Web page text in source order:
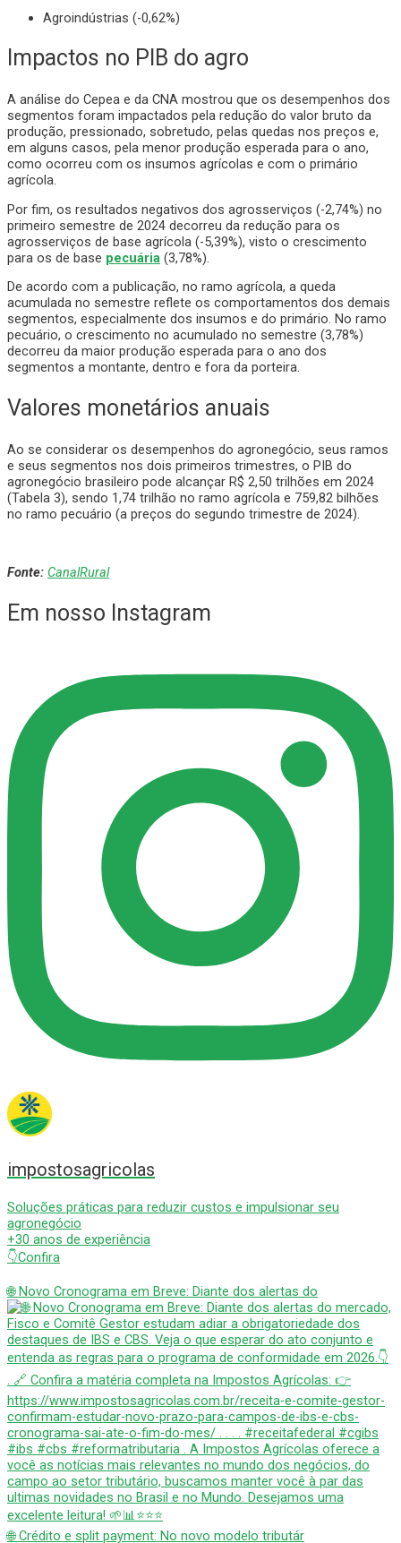
Agroindústrias (-0,62%)
Impactos no PIB do agro
A análise do Cepea e da CNA mostrou que os desempenhos dos
segmentos foram impactados pela redução do valor bruto da
produção, pressionado, sobretudo, pelas quedas nos preços e,
em alguns casos, pela menor produção esperada para o ano,
como ocorreu com os insumos agrícolas e com o primário
agrícola.
Por fim, os resultados negativos dos agrosserviços (-2,74%) no
primeiro semestre de 2024 decorreu da redução para os
agrosserviços de base agrícola (-5,39%), visto o crescimento
para os de base pecuária (3,78%).
De acordo com a publicação, no ramo agrícola, a queda
acumulada no semestre reflete os comportamentos dos demais
segmentos, especialmente dos insumos e do primário. No ramo
pecuário, o crescimento no acumulado no semestre (3,78%)
decorreu da maior produção esperada para o ano dos
segmentos a montante, dentro e fora da porteira.
Valores monetários anuais
Ao se considerar os desempenhos do agronegócio, seus ramos
e seus segmentos nos dois primeiros trimestres, o PIB do
agronegócio brasileiro pode alcançar R$ 2,50 trilhões em 2024
(Tabela 3), sendo 1,74 trilhão no ramo agrícola e 759,82 bilhões
no ramo pecuário (a preços do segundo trimestre de 2024).
Fonte: CanalRural
Em nosso Instagram
impostosagricolas
Soluções práticas para reduzir custos e impulsionar seu
agronegócio
+30 anos de experiência
👇Confira
🌐 Novo Cronograma em Breve: Diante dos alertas do
🌐 Crédito e split payment: No novo modelo tributár